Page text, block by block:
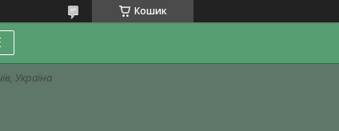
Кошик
Україна